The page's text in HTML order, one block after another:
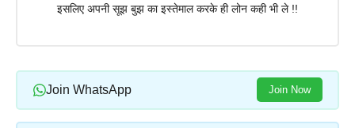
इसलिए अपनी सूझ बुझ का इस्तेमाल करके ही लोन कही भी ले !!
Join WhatsApp Join Now